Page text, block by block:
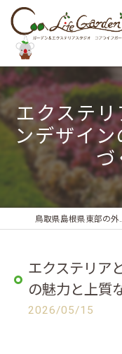
エクステ
ンデザイン
づ
鳥取県島根県東部の
エクステリア
の魅力と上質
2026/05/15